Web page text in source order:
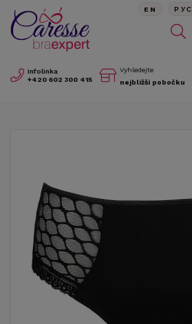
Infolinka
+420 602 300 415
Vyhledejte
nejbližší pobočku
EN РУС